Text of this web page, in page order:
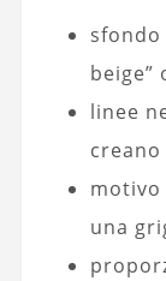
sfondo
beige”
linee
una